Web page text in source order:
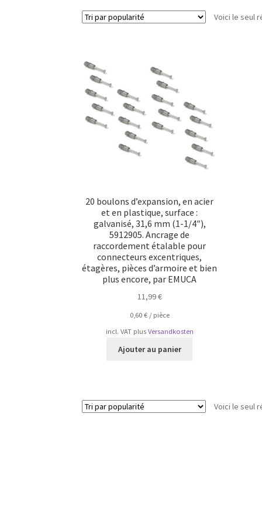
Voici le seul
20 boulons d’expansion, en acier
et en plastique, surface :
galvanisé, 31,6 mm (1-1/4″),
5912905. Ancrage de
raccordement étalable pour
connecteurs excentriques,
étagères, pièces d’armoire et bien
plus encore, par EMUCA
11,99€
0,60 €/ pièce
incl. VAT plus Versandkosten
Ajouter au panier
Voici le seul